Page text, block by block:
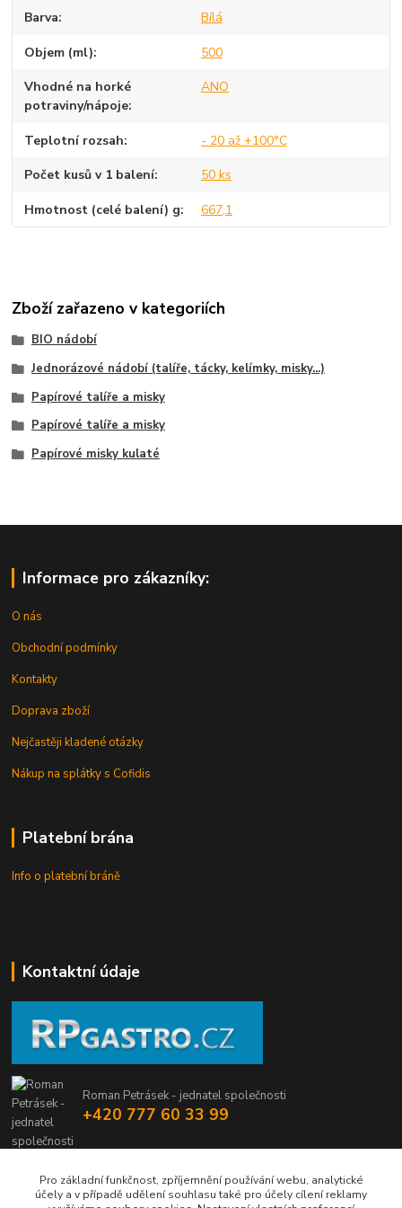
Barva Bílá
Objem (ml) 500
Vhodné na horké
potraviny/nápoje
ANO
Teplotní rozsah - 20 až +100°C
Počet kusů v 1 balení 50 ks
Hmotnost (celé balení) g 667,1
Zboží zařazeno v kategoriích
BIO nádobí
Jednorázové nádobí (talíře, tácky, kelímky, misky...)
Papírové talíře a misky
Papírové talíře a misky
Papírové misky kulaté
Informace pro zákazníky:
O nás
Obchodní podmínky
Kontakty
Doprava zboží
Nejčastěji kladené otázky
Nákup na splátky s Cofidis
Platební brána
Info o platební bráně
Kontaktní údaje
Roman Petrásek - jednatel společnosti
+420 777 60 33 99
Pro základní funkčnost, zpříjemnění používání webu, analytické
účely a v případě udělení souhlasu také pro účely cílení reklamy